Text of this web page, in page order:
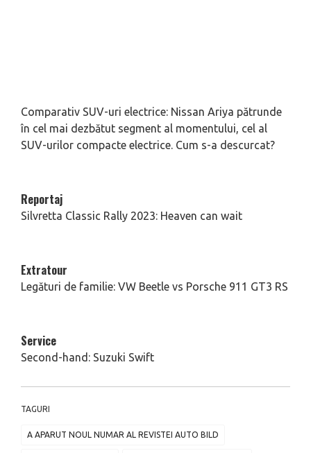
Comparativ SUV-uri electrice: Nissan Ariya pătrunde
în cel mai dezbătut segment al momentului, cel al
SUV-urilor compacte electrice. Cum s-a descurcat?
Reportaj
Silvretta Classic Rally 2023: Heaven can wait
Extratour
Legături de familie: VW Beetle vs Porsche 911 GT3 RS
Service
Second-hand: Suzuki Swift
TAGURI
A APARUT NOUL NUMAR AL REVISTEI AUTO BILD